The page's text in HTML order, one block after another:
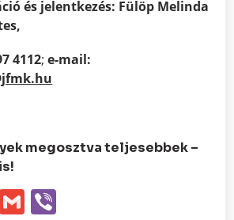
és jelentkezés: Fülöp Melinda
4112;e-mail:
megosztva teljesebbek –
Messenger
Gmail